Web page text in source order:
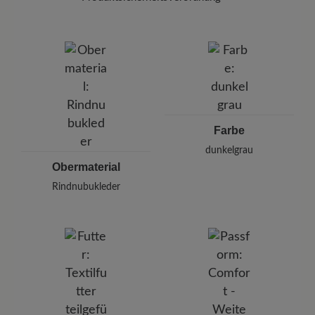
Pleidelsheimer Str. 15/1, 74321 Bietigheim-Bissingen,
E-mail:
kundenbetreuung@baer-schuhe.de
Obermaterial
Rindnubukleder
Farbe
dunkelgrau